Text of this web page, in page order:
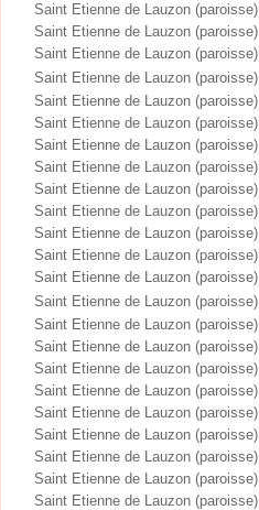
Saint Etienne de Lauzon (paroisse)
Saint Etienne de Lauzon (paroisse)
Saint Etienne de Lauzon (paroisse)
Saint Etienne de Lauzon (paroisse)
Saint Etienne de Lauzon (paroisse)
Saint Etienne de Lauzon (paroisse)
Saint Etienne de Lauzon (paroisse)
Saint Etienne de Lauzon (paroisse)
Saint Etienne de Lauzon (paroisse)
Saint Etienne de Lauzon (paroisse)
Saint Etienne de Lauzon (paroisse)
Saint Etienne de Lauzon (paroisse)
Saint Etienne de Lauzon (paroisse)
Saint Etienne de Lauzon (paroisse)
Saint Etienne de Lauzon (paroisse)
Saint Etienne de Lauzon (paroisse)
Saint Etienne de Lauzon (paroisse)
Saint Etienne de Lauzon (paroisse)
Saint Etienne de Lauzon (paroisse)
Saint Etienne de Lauzon (paroisse)
Saint Etienne de Lauzon (paroisse)
Saint Etienne de Lauzon (paroisse)
Saint Etienne de Lauzon (paroisse)